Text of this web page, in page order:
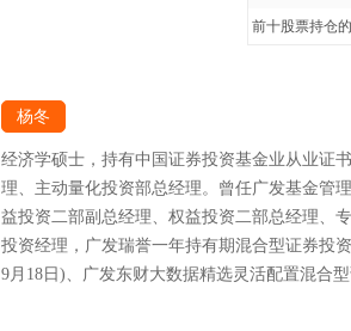
前十股票持仓
杨冬
经济学硕士，持有中国证券投资基金业从业证
理、主动量化投资部总经理。曾任广发基金管
益投资二部副总经理、权益投资二部总经理、
投资经理，广发瑞誉一年持有期混合型证券投
9月18日)、广发东财大数据精选灵活配置混合
至2025年11月5日)、广发成长智选混合型证券